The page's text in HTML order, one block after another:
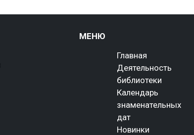
МЕНЮ
Главная
Деятельность
библиотеки
Календарь
знаменательных
дат
Новинки